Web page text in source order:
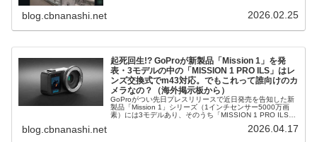
blog.cbnanashi.net 2026.02.25
起死回生!? GoProが新製品「Mission 1」を発
表・3モデルの中の「MISSION 1 PRO ILS」はレ
ンズ交換式でm43対応。でもこれって誰向けのカ
メラなの？（海外掲示板から）
GoProがつい先日プレスリリースで近日発売を告知した新
製品「Mission 1」シリーズ（1インチセンサー5000万画
素）には3モデルあり、そのうち「MISSION 1 PRO ILS」
blog.cbnanashi.net 2026.04.17